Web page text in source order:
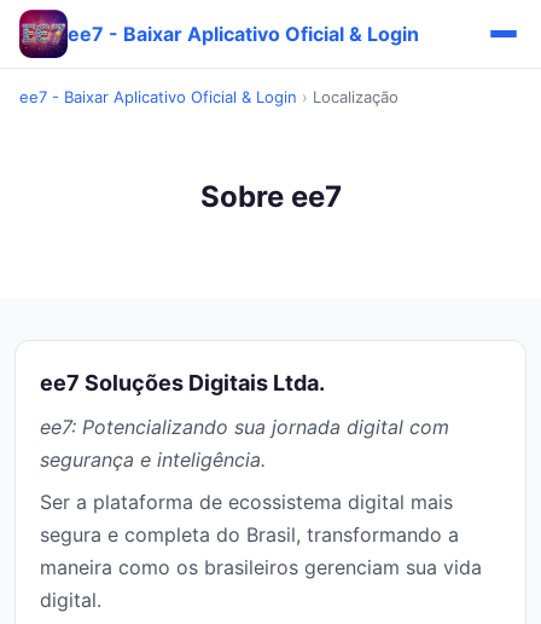
ee7 - Baixar Aplicativo Oficial & Login
ee7 - Baixar Aplicativo Oficial & Login › Localização
Sobre ee7
ee7 Soluções Digitais Ltda.
ee7: Potencializando sua jornada digital com
segurança e inteligência.
Ser a plataforma de ecossistema digital mais
segura e completa do Brasil, transformando a
maneira como os brasileiros gerenciam sua vida
digital.